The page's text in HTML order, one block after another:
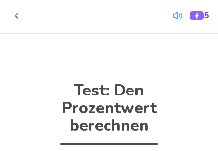
Test: Den
Prozentwert
berechnen
Zurück
zum
5
Quiz-